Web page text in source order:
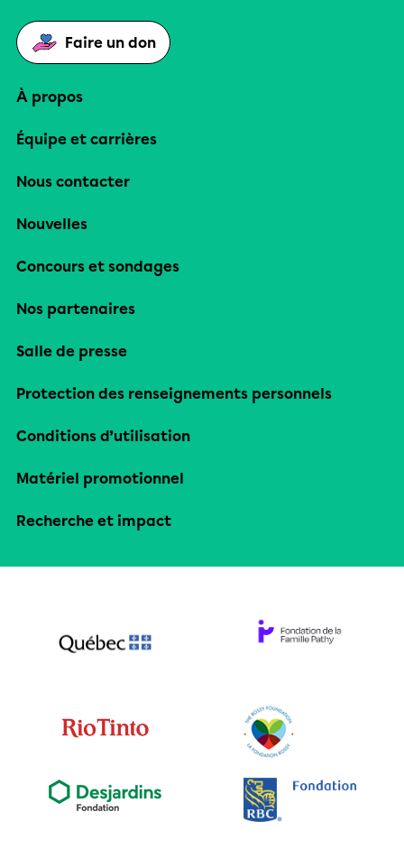
Faire un don
À propos
Équipe et carrières
Nous contacter
Nouvelles
Concours et sondages
Nos partenaires
Salle de presse
Protection des renseignements personnels
Conditions d’utilisation
Matériel promotionnel
Recherche et impact